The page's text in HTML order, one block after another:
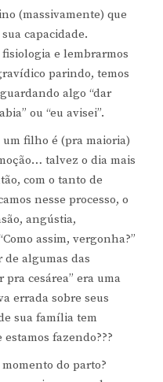
(massivamente) que
capacidade.
e lembrarmos
parindo, temos
algo “dar
ou “eu avisei”.
filho é (pra maioria)
talvez o dia mais
com o tanto de
nesse processo, o
angústia,
assim, vergonha?”
algumas das
cesárea” era uma
errada sobre seus
sua família tem
fazendo???
momento do parto?